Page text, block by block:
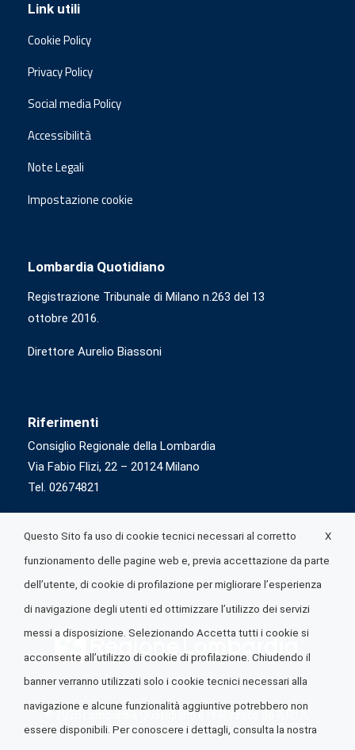
Link utili
Cookie Policy
Privacy Policy
Social media Policy
Accessibilità
Note Legali
Impostazione cookie
Lombardia Quotidiano
Registrazione Tribunale di Milano n.263 del 13
ottobre 2016.
Direttore Aurelio Biassoni
Riferimenti
Consiglio Regionale della Lombardia
Via Fabio Flizi, 22 – 20124 Milano
Tel. 02674821
© 2026 Lombardia Quotidiano è realizzato daA.R.I.A.
X
Questo Sito fa uso di cookie tecnici necessari al corretto
funzionamento delle pagine web e, previa accettazione da parte
dell’utente, di cookie di profilazione per migliorare l’esperienza
di navigazione degli utenti ed ottimizzare l’utilizzo dei servizi
messi a disposizione. Selezionando Accetta tutti i cookie si
acconsente all’utilizzo di cookie di profilazione. Chiudendo il
banner verranno utilizzati solo i cookie tecnici necessari alla
navigazione e alcune funzionalità aggiuntive potrebbero non
essere disponibili. Per conoscere i dettagli, consulta la nostra